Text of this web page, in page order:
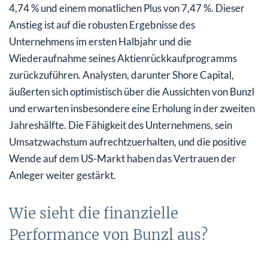
4,74 % und einem monatlichen Plus von 7,47 %. Dieser
Anstieg ist auf die robusten Ergebnisse des
Unternehmens im ersten Halbjahr und die
Wiederaufnahme seines Aktienrückkaufprogramms
zurückzuführen. Analysten, darunter Shore Capital,
äußerten sich optimistisch über die Aussichten von Bunzl
und erwarten insbesondere eine Erholung in der zweiten
Jahreshälfte. Die Fähigkeit des Unternehmens, sein
Umsatzwachstum aufrechtzuerhalten, und die positive
Wende auf dem US-Markt haben das Vertrauen der
Anleger weiter gestärkt.
Wie sieht die finanzielle
Performance von Bunzl aus?